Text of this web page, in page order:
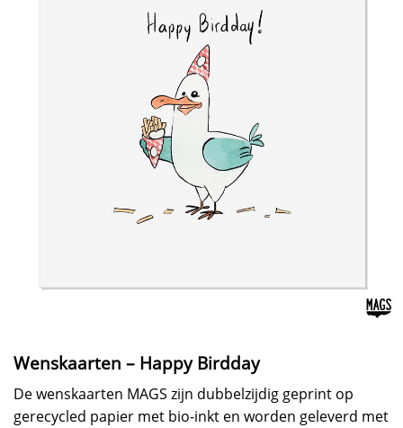
Wenskaarten – Happy Birdday
De wenskaarten MAGS zijn dubbelzijdig geprint op
gerecycled papier met bio-inkt en worden geleverd met